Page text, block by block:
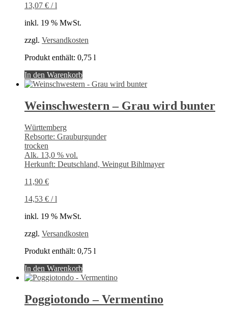
13,07 € /l
inkl. 19 % MwSt.
zzgl. Versandkosten
Produkt enthält: 0,75 l
In den Warenkorb
Weinschwestern – Grau wird bunter
Württemberg
Rebsorte: Grauburgunder
trocken
Alk. 13,0 % vol.
Herkunft: Deutschland, Weingut Bihlmayer
11,90 €
14,53 € /l
inkl. 19 % MwSt.
zzgl. Versandkosten
Produkt enthält: 0,75 l
In den Warenkorb
Poggiotondo – Vermentino